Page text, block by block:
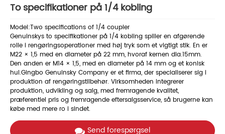
To specifikationer på 1/4 kobling
Model:​Two specifications of 1/4 coupler
Genuinskys to specifikationer på 1/4 kobling spiller en afgørende
rolle i rengøringsoperationer med høj tryk som et vigtigt stik. En er
M22 × 1,5 med en diameter på 22 mm, hvoraf kernen dia.15mm.
Den anden er M14 × 1,5, med en diameter på 14 mm og et konisk
hul.Gingbo Genuinsky Company er et firma, der specialiserer sig i
produktion af rengøringstilbehør. Virksomheden integrerer
produktion, udvikling og salg, med fremragende kvalitet,
præferentiel pris og fremragende eftersalgsservice, så brugerne kan
købe med mere ro i sindet.
Send forespørgsel